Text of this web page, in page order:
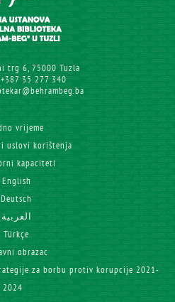
trg 6, 75000 Tuzla
35 277 340
vrijeme
uslovi korištenja
kapaciteti
English
Deutsch
العربية
Türkçe
obrazac
za borbu protiv korupcije 2021-
2024